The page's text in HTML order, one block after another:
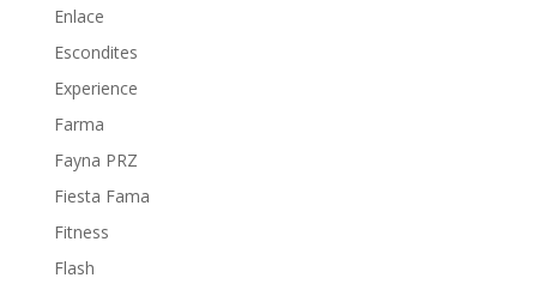
Enlace
Escondites
Experience
Farma
Fayna PRZ
Fiesta Fama
Fitness
Flash